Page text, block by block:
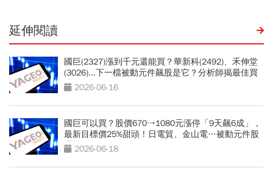
延伸閱讀
國巨(2327)漲到千元還能買？華新科(2492)、禾伸堂
(3026)...下一檔被動元件飆股是它？分析師揭最佳買
點 2026-06-16
國巨可以買？股價670→1080元漲停「9天飆6成」，
最新目標價25%甜頭！日電貿、金山電…被動元件股
選誰好
2026-06-18